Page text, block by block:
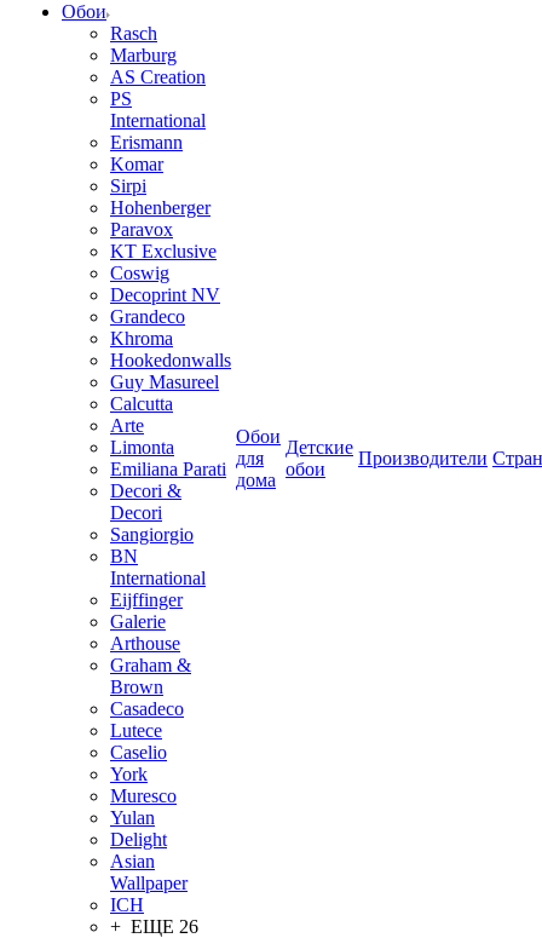
Обои
Rasch
Marburg
AS Creation
PS
International
Erismann
Komar
Sirpi
Hohenberger
Paravox
KT Exclusive
Coswig
Decoprint NV
Grandeco
Khroma
Hookedonwalls
Guy Masureel
Calcutta
Arte
Limonta
Emiliana Parati
Decori &
Decori
Sangiorgio
BN
International
Eijffinger
Galerie
Arthouse
Graham &
Brown
Casadeco
Lutece
Caselio
York
Muresco
Yulan
Delight
Asian
Wallpaper
ICH
+ ЕЩЕ 26
Обои
для
дома
Детские
обои
Производители